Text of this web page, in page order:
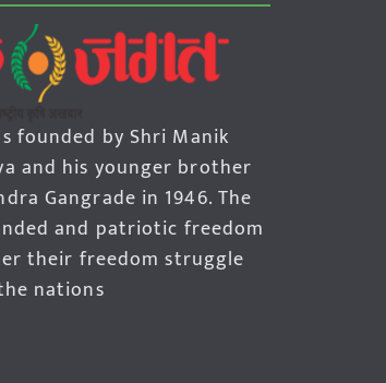
founded by Shri Manik
and his younger brother
Gangrade in 1946. The
and patriotic freedom
their freedom struggle
nations